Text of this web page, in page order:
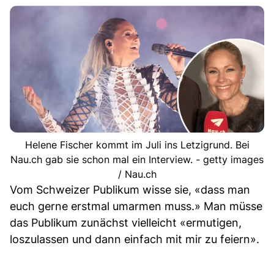
Helene Fischer kommt im Juli ins Letzigrund. Bei
Nau.ch gab sie schon mal ein Interview. - getty images
/ Nau.ch
Vom Schweizer Publikum wisse sie, «dass man
euch gerne erstmal umarmen muss.» Man müsse
das Publikum zunächst vielleicht «ermutigen,
loszulassen und dann einfach mit mir zu feiern».